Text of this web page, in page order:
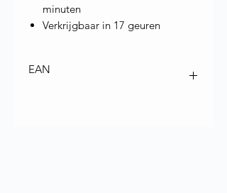
minuten
Verkrijgbaar in 17 geuren
EAN